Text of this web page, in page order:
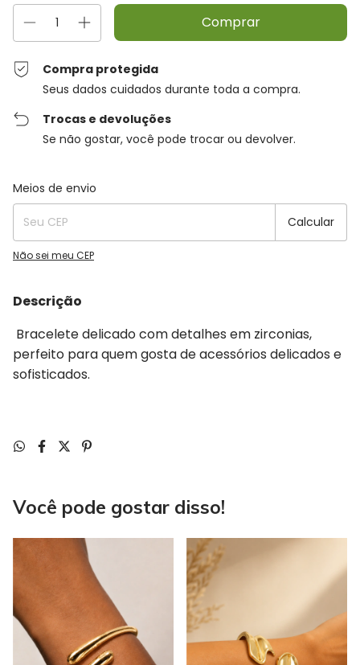
Compra protegida
Seus dados cuidados durante toda a compra.
Trocas e devoluções
Se não gostar, você pode trocar ou devolver.
Entregas para o CEP:
Meios de envio
Calcular
Não sei meu CEP
Descrição
Bracelete delicado com detalhes em zirconias,
perfeito para quem gosta de acessórios delicados e
sofisticados.
Você pode gostar disso!